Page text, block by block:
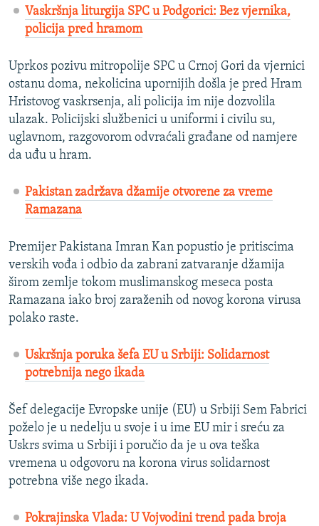
Vaskršnja liturgija SPC u Podgorici: Bez vjernika,
policija pred hramom
Uprkos pozivu mitropolije SPC u Crnoj Gori da vjernici
ostanu doma, nekolicina upornijih došla je pred Hram
Hristovog vaskrsenja, ali policija im nije dozvolila
ulazak. Policijski službenici u uniformi i civilu su,
uglavnom, razgovorom odvraćali građane od namjere
da uđu u hram.
Pakistan zadržava džamije otvorene za vreme
Ramazana
Premijer Pakistana Imran Kan popustio je pritiscima
verskih vođa i odbio da zabrani zatvaranje džamija
širom zemlje tokom muslimanskog meseca posta
Ramazana iako broj zaraženih od novog korona virusa
polako raste.
Uskršnja poruka šefa EU u Srbiji: Solidarnost
potrebnija nego ikada
Šef delegacije Evropske unije (EU) u Srbiji Sem Fabrici
poželo je u nedelju u svoje i u ime EU mir i sreću za
Uskrs svima u Srbiji i poručio da je u ova teška
vremena u odgovoru na korona virus solidarnost
potrebna više nego ikada.
Pokrajinska Vlada: U Vojvodini trend pada broja